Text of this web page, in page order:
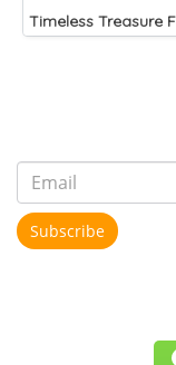
Subscribe